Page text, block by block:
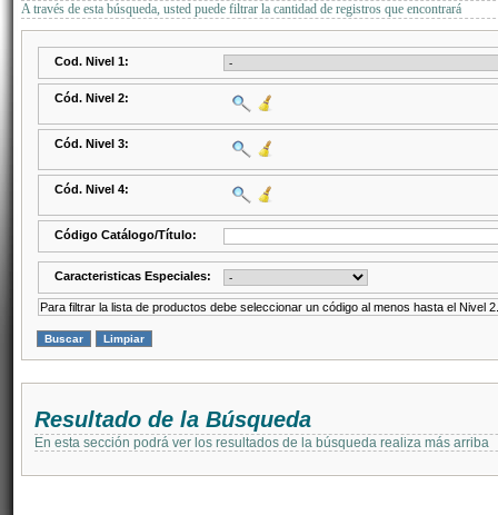
A través de esta búsqueda, usted puede filtrar la cantidad de registros que encontrará
Cod. Nivel 1:
Cód. Nivel 2:
Cód. Nivel 3:
Cód. Nivel 4:
Código Catálogo/Título:
Caracteristicas Especiales:
Para filtrar la lista de productos debe seleccionar un código al menos hasta el Nivel 2.
Resultado de la Búsqueda
En esta sección podrá ver los resultados de la búsqueda realiza más arriba